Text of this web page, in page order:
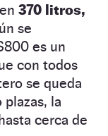
370 litros,
se
es un
con todos
se queda
la
cerca de